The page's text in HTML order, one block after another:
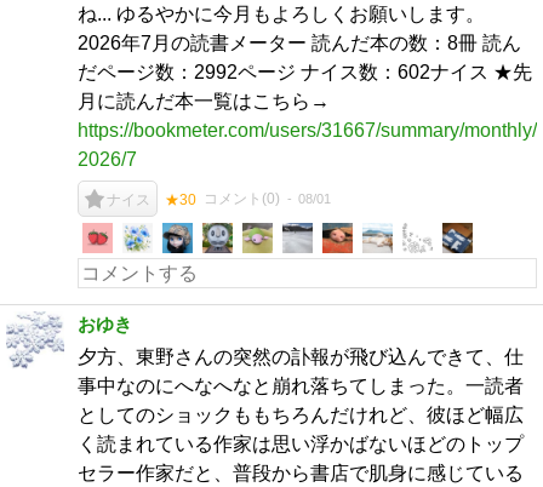
ね... ゆるやかに今月もよろしくお願いします。
2026年7月の読書メーター 読んだ本の数：8冊 読ん
だページ数：2992ページ ナイス数：602ナイス ★先
月に読んだ本一覧はこちら→
https://bookmeter.com/users/31667/summary/monthly/
2026/7
ナイス ★30 コメント(0) 08/01
おゆき
夕方、東野さんの突然の訃報が飛び込んできて、仕
事中なのにへなへなと崩れ落ちてしまった。一読者
としてのショックももちろんだけれど、彼ほど幅広
く読まれている作家は思い浮かばないほどのトップ
セラー作家だと、普段から書店で肌身に感じている